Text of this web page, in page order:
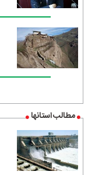
مطالب استانها